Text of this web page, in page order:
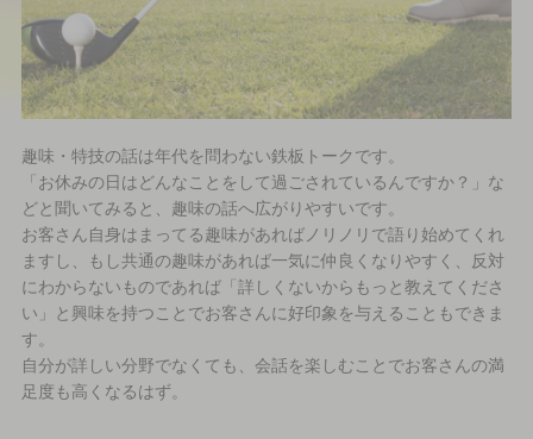
趣味・特技の話は年代を問わない鉄板トークです。
「お休みの日はどんなことをして過ごされているんですか？」な
どと聞いてみると、趣味の話へ広がりやすいです。
お客さん自身はまってる趣味があればノリノリで語り始めてくれ
ますし、もし共通の趣味があれば一気に仲良くなりやすく、反対
にわからないものであれば「詳しくないからもっと教えてくださ
い」と興味を持つことでお客さんに好印象を与えることもできま
す。
自分が詳しい分野でなくても、会話を楽しむことでお客さんの満
足度も高くなるはず。